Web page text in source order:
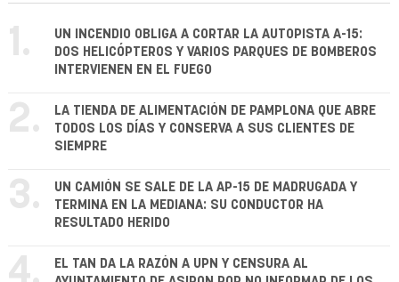
1.
UN INCENDIO OBLIGA A CORTAR LA AUTOPISTA A-15:
DOS HELICÓPTEROS Y VARIOS PARQUES DE BOMBEROS
INTERVIENEN EN EL FUEGO
2.
LA TIENDA DE ALIMENTACIÓN DE PAMPLONA QUE ABRE
TODOS LOS DÍAS Y CONSERVA A SUS CLIENTES DE
SIEMPRE
3.
UN CAMIÓN SE SALE DE LA AP-15 DE MADRUGADA Y
TERMINA EN LA MEDIANA: SU CONDUCTOR HA
RESULTADO HERIDO
4.
EL TAN DA LA RAZÓN A UPN Y CENSURA AL